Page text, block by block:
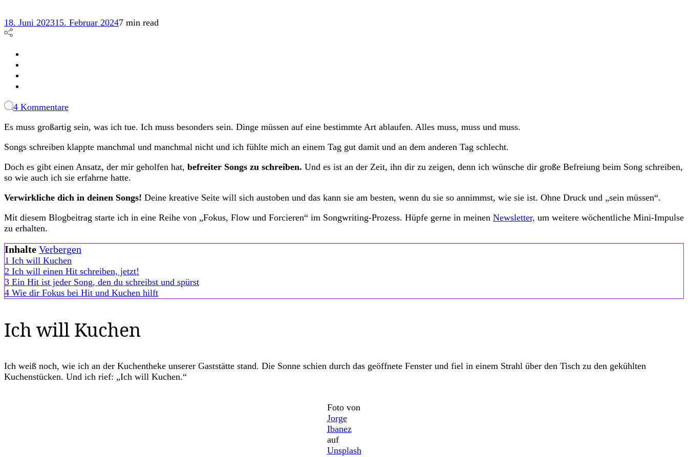
18. Juni 202315. Februar 20247 min read
4 Kommentarezu
Perspektiv-
der
Songwriting
garantiert
Es muss großartig sein, was ich tue. Ich muss besonders sein. Dinge müssen auf eine bestimmte Art ablaufen. Alles muss, muss und muss.
Songs schreiben klappte manchmal und manchmal nicht und ich fühlte mich an einem Tag gut damit und an dem anderen Tag schlecht.
Doch es gibt einen Ansatz, der mir geholfen hat, befreiter Songs zu schreiben. Und es ist an der Zeit, ihn dir zu zeigen, denn ich wünsche dir große Befreiung beim Song schreiben,
so wie auch ich sie erfahrne hatte.
Verwirkliche dich in deinen Songs! Deine kreative Seite will sich austoben und das kann sie am besten, wenn du sie so annimmst, wie sie ist. Ohne Druck und „sein müssen“.
Mit diesem Blogbeitrag starte ich in eine Reihe von „Fokus, Flow und Forcieren“ im Songwriting-Prozess. Hüpfe gerne in meinen Newsletter, um weitere wöchentliche Mini-Impulse
zu erhalten.
Inhalte Verbergen
1 Ich will Kuchen
2 Ich will einen Hit schreiben, jetzt!
3 Ein Hit ist jeder Song, den du schreibst und spürst
4 Wie dir Fokus bei Hit und Kuchen hilft
Ich will Kuchen
Ich weiß noch, wie ich an der Kuchentheke unserer Gaststätte stand. Die Sonne schien durch das geöffnete Fenster und fiel in einem Strahl über den Tisch zu den gekühlten
Kuchenstücken. Und ich rief: „Ich will Kuchen.“
Foto von
Jorge
Ibanez
auf
Unsplash